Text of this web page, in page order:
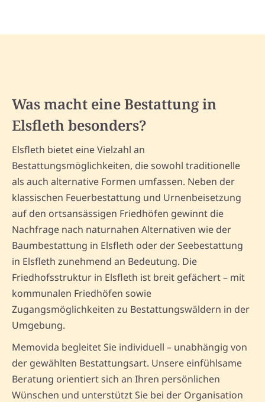
Was macht eine Bestattung in
Elsfleth besonders?
Elsfleth bietet eine Vielzahl an
Bestattungsmöglichkeiten, die sowohl traditionelle
als auch alternative Formen umfassen. Neben der
klassischen Feuerbestattung und Urnenbeisetzung
auf den ortsansässigen Friedhöfen gewinnt die
Nachfrage nach naturnahen Alternativen wie der
Baumbestattung in Elsfleth oder der Seebestattung
in Elsfleth zunehmend an Bedeutung. Die
Friedhofsstruktur in Elsfleth ist breit gefächert – mit
kommunalen Friedhöfen sowie
Zugangsmöglichkeiten zu Bestattungswäldern in der
Umgebung.
Memovida begleitet Sie individuell – unabhängig von
der gewählten Bestattungsart. Unsere einfühlsame
Beratung orientiert sich an Ihren persönlichen
Wünschen und unterstützt Sie bei der Organisation